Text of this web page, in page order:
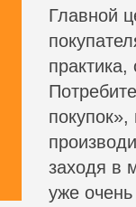
Главной
заходя в
уже